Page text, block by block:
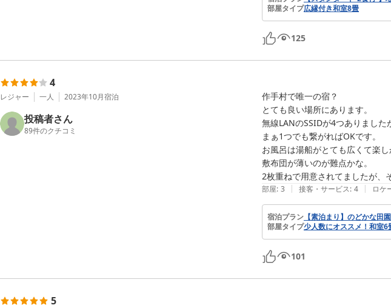
部屋タイプ広縁付き和室8畳
125
4
レジャー 一人 2023年10月宿泊
投稿者さん
89件のクチコミ
作手村で唯一の宿？
とても良い場所にあります。
無線LANのSSIDが4つありました
まぁ1つでも繋がればOKです。
お風呂は湯船がとても広くて楽し
敷布団が薄いのが難点かな。
2枚重ねで用意されてましたが、
部屋: 3 | 接客・サービス: 4 | ロケ
宿泊プラン 【素泊まり】のどかな
部屋タイプ少人数にオススメ！和室6
101
5